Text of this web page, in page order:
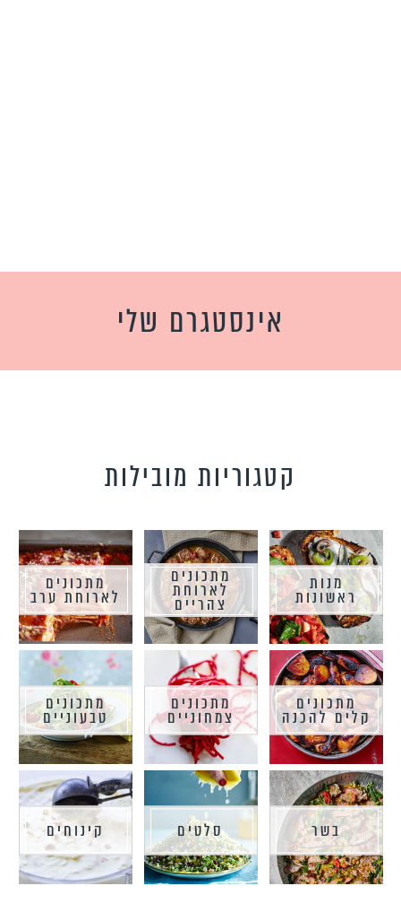
אינסטגרם שלי
קטגוריות מובילות
מנות
ראשונות
מתכונים
לארוחת
צהריים
מתכונים
לארוחת ערב
מתכונים
קלים להכנה
מתכונים
צמחוניים
מתכונים
טבעוניים
בשר סלטים קינוחים